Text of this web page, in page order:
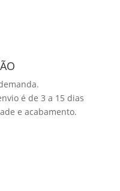
é de 3 a 15 dias
e acabamento.